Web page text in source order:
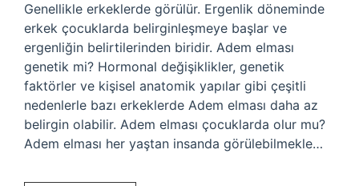
Genellikle erkeklerde görülür. Ergenlik döneminde
erkek çocuklarda belirginleşmeye başlar ve
ergenliğin belirtilerinden biridir. Adem elması
genetik mi? Hormonal değişiklikler, genetik
faktörler ve kişisel anatomik yapılar gibi çeşitli
nedenlerle bazı erkeklerde Adem elması daha az
belirgin olabilir. Adem elması çocuklarda olur mu?
Adem elması her yaştan insanda görülebilmekle…